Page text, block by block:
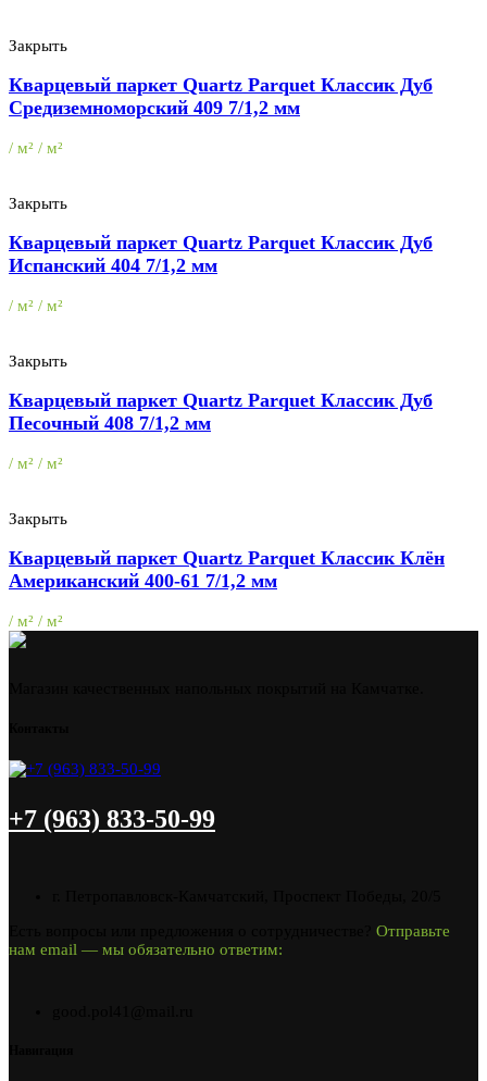
Закрыть
Кварцевый паркет Quartz Parquet Классик Дуб
Средиземноморский 409 7/1,2 мм
/ м² / м²
Закрыть
Кварцевый паркет Quartz Parquet Классик Дуб
Испанский 404 7/1,2 мм
/ м² / м²
Закрыть
Кварцевый паркет Quartz Parquet Классик Дуб
Песочный 408 7/1,2 мм
/ м² / м²
Закрыть
Кварцевый паркет Quartz Parquet Классик Клён
Американский 400-61 7/1,2 мм
/ м² / м²
+7 (963) 833-50-99
Отправьте
нам email — мы обязательно ответим: